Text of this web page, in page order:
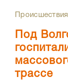
Происшествия
Под
трассе